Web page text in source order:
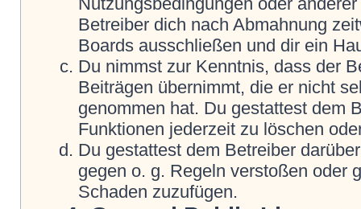
Betreiber dich nach Abmahnung
Boards ausschließen und dir ein
Du nimmst zur Kenntnis, dass der
Beiträgen übernimmt, die er nicht
genommen hat. Du gestattest dem
Funktionen jederzeit zu löschen
Du gestattest dem Betreiber
gegen o. g. Regeln verstoßen oder
Schaden zuzufügen.